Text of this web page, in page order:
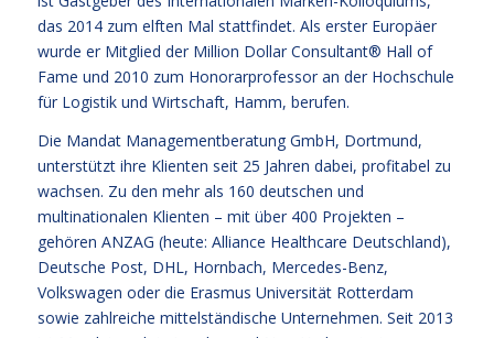
das 2014 zum elften Mal stattfindet. Als erster Europäer
wurde er Mitglied der Million Dollar Consultant® Hall of
Fame und 2010 zum Honorarprofessor an der Hochschule
für Logistik und Wirtschaft, Hamm, berufen.
Die Mandat Managementberatung GmbH, Dortmund,
unterstützt ihre Klienten seit 25 Jahren dabei, profitabel zu
wachsen. Zu den mehr als 160 deutschen und
multinationalen Klienten – mit über 400 Projekten –
gehören ANZAG (heute: Alliance Healthcare Deutschland),
Deutsche Post, DHL, Hornbach, Mercedes-Benz,
Volkswagen oder die Erasmus Universität Rotterdam
sowie zahlreiche mittelständische Unternehmen. Seit 2013